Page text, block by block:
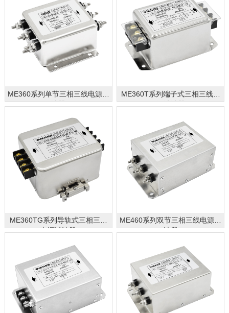
ME360系列单节三相三线电源滤
波器
ME360T系列端子式三相三线电
源滤波器
ME360TG系列导轨式三相三线
电源滤波器
ME460系列双节三相三线电源滤
波器